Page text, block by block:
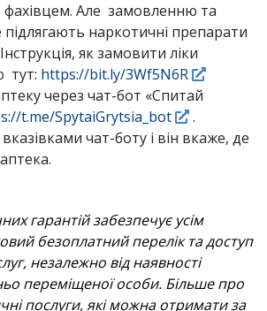
фахівцем. Але замовленню та
підлягають наркотичні препарати
Інструкція, як замовити ліки
тут: https://bit.ly/3Wf5N6R
через чат-бот «Спитай
t.me/SpytaiGrytsia_bot
.
чат-боту і він вкаже, де
гарантій забезпечує усім
безоплатний перелік та доступ
незалежно від наявності
переміщеної особи. Більше про
послуги, які можна отримати за